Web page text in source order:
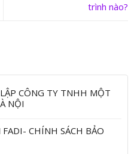
CÔNG TY TNHH MỘT
NỘI
CHÍNH SÁCH BẢO
trình nào?